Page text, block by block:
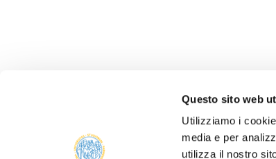
Questo sito web
Utilizziamo i
media e per
utilizza il nostro